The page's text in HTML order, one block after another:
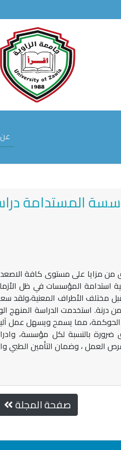
المستدامة
مزايا على مستوى كافة
استدامة المؤسسات في ظل
قبل مختلف الأطراف
درنة. استخدمت الدراسة
مما يسمح ويسهل عمل
بالنسبة لكل مؤسسة،
العمل ، وضمان التأمين الطبي
صفحة المجلة